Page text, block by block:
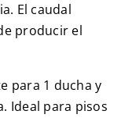
El caudal
producir el
para 1 ducha y
Ideal para pisos